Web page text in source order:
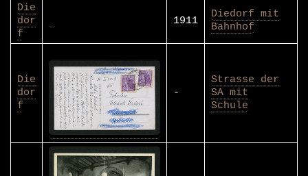
Die
dor
f
1911
Diedorf mit
Bahnhof
Die
dor
f
-
Strasse der
SA mit
Schule